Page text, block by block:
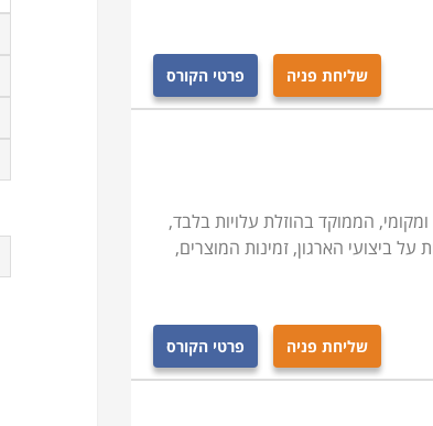
להיות מוכן לקראת עבודה
מסוימות ולהתחיל לרכוש
סבא ועוד מקומות רבים נוספים
שליחת פניה פרטי הקורס
הממוקד בהוזלת עלויות בלבד,
ביצועי הארגון, זמינות המוצרים,
שליחת פניה פרטי הקורס